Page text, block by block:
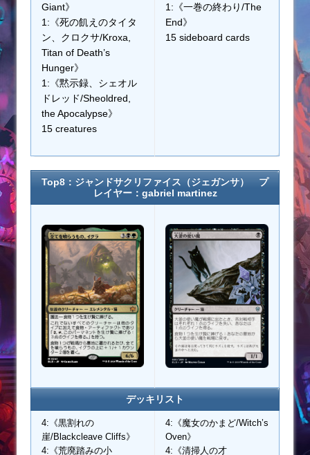
Giant》
1:《死の飢えのタイタ
ン、クロクサ/Kroxa,
Titan of Death’s
Hunger》
1:《黙示録、シェオル
ドレッド/Sheoldred,
the Apocalypse》
15 creatures
1:《一巻の終わり/The
End》
15 sideboard cards
Top8：ジャンドサクリファイス（ジェガンサ） プ
レイヤー：gabriel martinez
デッキリスト
4:《黒割れの
崖/Blackcleave Cliffs》
4:《荒廃踏みの小
4:《魔女のかまど/Witch’s
Oven》
4:《清掃人の才